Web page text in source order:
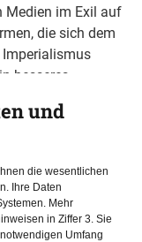
Medien im Exil auf
die sich dem
besseres
nicht
Kenntnis zu
zu bewegen.
Publikation, wie
und
die wesentlichen
Ihre Daten
Mehr
in Ziffer 3. Sie
Umfang